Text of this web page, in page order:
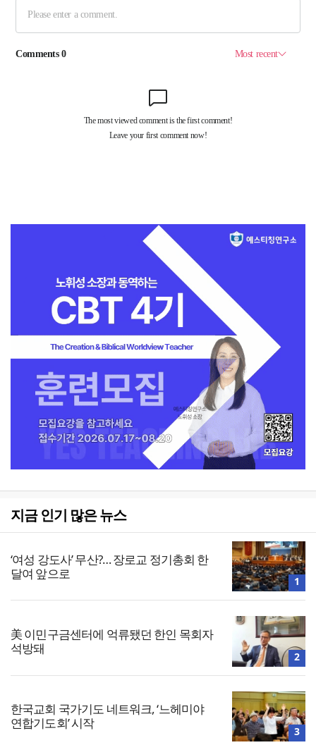
지금 인기 많은 뉴스
‘여성 강도사’ 무산?… 장로교 정기총회 한
달여 앞으로
1
美 이민구금센터에 억류됐던 한인 목회자
석방돼
2
한국교회 국가기도 네트워크, ‘느헤미야
연합기도회’ 시작
3